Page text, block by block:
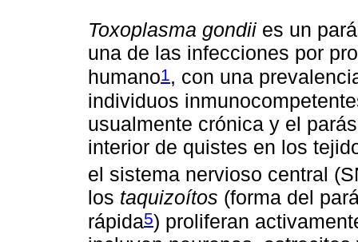
Toxoplasma gondii es un
una de las infecciones por
humano1 , con una
individuos
usualmente crónica y el
interior de quistes en los
el sistema nervioso central
los taquizoítos (forma del
rápida5) proliferan